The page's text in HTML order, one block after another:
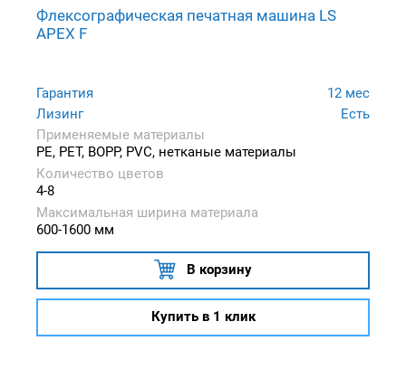
Флексографическая печатная машина LS
APEX F
Гарантия
12 мес
Лизинг
Есть
Применяемые материалы
PE, PET, BOPP, PVC, нетканые материалы
Количество цветов
4-8
Максимальная ширина материала
600-1600 мм
В корзину
Купить в 1 клик